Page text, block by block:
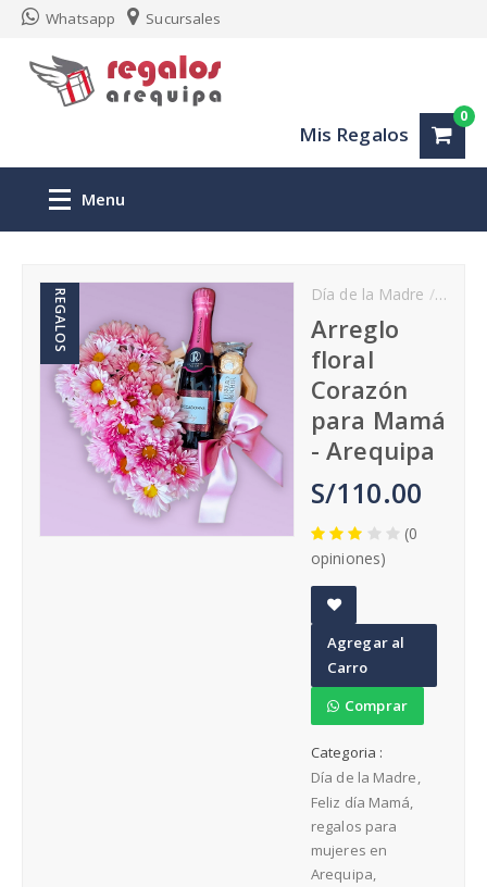
Whatsapp Sucursales
Mis Regalos
0
Menu
Regalos personalizados Arequipa
San Valentin
Aniversario
Cumpleaños
REGALOS Día de la Madre Feliz
Arreglo
floral
Corazón
para Mamá
- Arequipa
S/110.00
(0
opiniones)
d
d
t
o
W
is
h
li
st
Agregar al
Carro
Comprar
Categoria :
Día de la Madre
Feliz día Mamá
regalos para
mujeres en
Arequipa